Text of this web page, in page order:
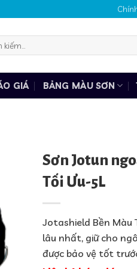
GIÁ BẢNG MÀU SƠN
Sơn Jotun
Tối Ưu-5L
Jotashield Bền Màu
lâu nhất, giữ cho
được bảo vệ tốt